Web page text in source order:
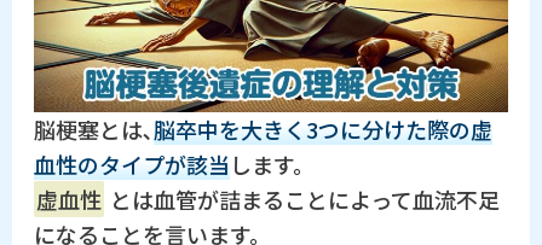
脳梗塞とは､脳卒中を大きく3つに分けた際の虚
血性のタイプが該当します。
虚血性 とは血管が詰まることによって血流不足
になることを言います。